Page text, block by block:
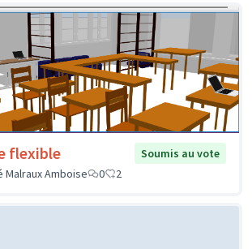
flexible
Soumis au vote
Malraux Amboise
0 2